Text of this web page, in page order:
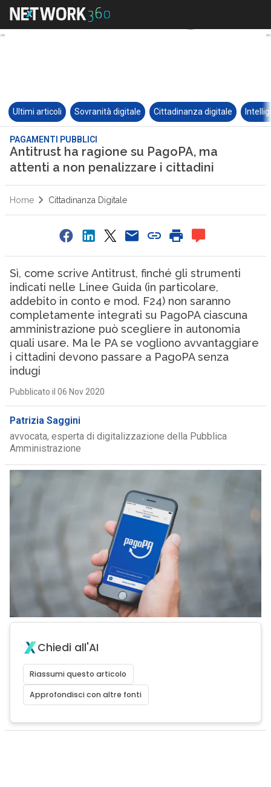
Ultimi articoli Sovranità digitale Cittadinanza digitale
PAGAMENTI PUBBLICI
Antitrust ha ragione su PagoPA, ma
attenti a non penalizzare i cittadini
Home Cittadinanza Digitale
Sì, come scrive Antitrust, finché gli strumenti
indicati nelle Linee Guida (in particolare,
addebito in conto e mod. F24) non saranno
completamente integrati su PagoPA ciascuna
amministrazione può scegliere in autonomia
quali usare. Ma le PA se vogliono avvantaggiare
i cittadini devono passare a PagoPA senza
indugi
Pubblicato il 06 Nov 2020
Patrizia Saggini
avvocata, esperta di digitalizzazione della Pubblica
Amministrazione
Chiedi all'AI
Riassumi questo articolo
Approfondisci con altre fonti